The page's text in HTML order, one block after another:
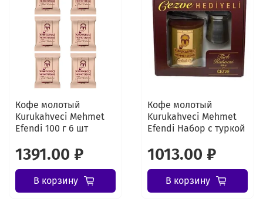
Кофе молотый
Kurukahveci Mehmet
Efendi 100 г 6 шт
1391.00 ₽
В корзину
Кофе молотый
Kurukahveci Mehmet
Efendi Набор с туркой
1013.00 ₽
В корзину